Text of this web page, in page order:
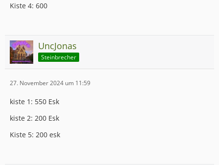
Kiste 4: 600
UncJonas
Steinbrecher
27. November 2024 um 11:59
kiste 1: 550 Esk
kiste 2: 200 Esk
Kiste 5: 200 esk